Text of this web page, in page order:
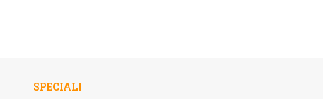
SPECIALI